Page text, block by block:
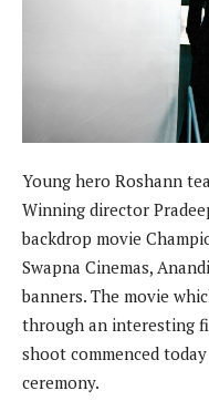
Young hero Roshann
Winning director
backdrop movie
Swapna Cinemas,
banners. The movie
through an interesting
shoot commenced
ceremony.